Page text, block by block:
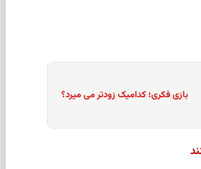
بازی فکری؛ کدامیک زودتر می میرد؟